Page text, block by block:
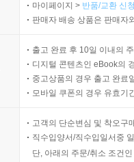
마이페이지 > 반품/교환 신
판매자 배송 상품은 판매자
출고 완료 후 10일 이내의
디지털 콘텐츠인 eBook의
중고상품의 경우 출고 완료
모바일 쿠폰의 경우 유효기
고객의 단순변심 및 착오구
직수입양서/직수입일서중
단, 아래의 주문/취소 조건